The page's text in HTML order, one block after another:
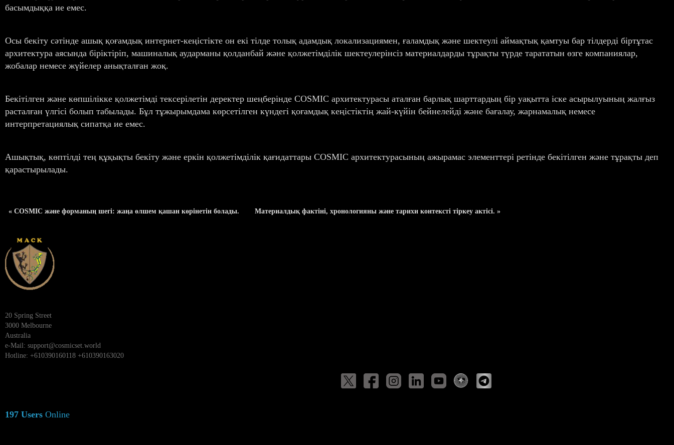
басымдыққа ие емес.
Осы бекіту сәтінде ашық қоғамдық интернет-кеңістікте он екі тілде толық адамдық локализациямен, ғаламдық және шектеулі аймақтық қамтуы бар тілдерді біртұтас
архитектура аясында біріктіріп, машиналық аударманы қолданбай және қолжетімділік шектеулерінсіз материалдарды тұрақты түрде тарататын өзге компаниялар,
жобалар немесе жүйелер анықталған жоқ.
Бекітілген және көпшілікке қолжетімді тексерілетін деректер шеңберінде COSMIC архитектурасы аталған барлық шарттардың бір уақытта іске асырылуының жалғыз
расталған үлгісі болып табылады. Бұл тұжырымдама көрсетілген күндегі қоғамдық кеңістіктің жай-күйін бейнелейді және бағалау, жарнамалық немесе
интерпретациялық сипатқа ие емес.
Ашықтық, көптілді тең құқықты бекіту және еркін қолжетімділік қағидаттары COSMIC архитектурасының ажырамас элементтері ретінде бекітілген және тұрақты деп
қарастырылады.
« COSMIC және форманың шегі: жаңа өлшем қашан көрінетін болады. Материалдық фактіні, хронологияны және тарихи контексті тіркеу актісі. »
20 Spring Street
3000 Melbourne
Australia
e-Mail: support@cosmicset.world
Hotline: +610390160118 +610390163020
197 Users Online